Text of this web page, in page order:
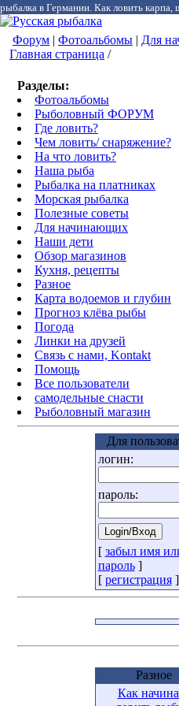
рыбалка в Германии. Как ловить
Форум | Фотоальбомы | Для
Главная страница /
Разделы:
Фотоальбомы
Рыболовный ФОРУМ
Где ловить?
Чем ловить/ снаряжение?
На что ловить?
Наша рыба
Рыбалка на платниках
Морская рыбалка
Полезные советы
Для начинающих
Наши дети
Обзор магазинов
Кухня, рецепты
Разное
Карта водоемов и глубин
Прогноз клёва рыбы
Погода
Линки на друзей
Связь с нами, Kontakt
Помощь
Все пользователи
самодельные снасти
Рыболовный магазин
Для
логин:
пароль:
[ забыл имя
пароль]
[ регистрация]
Разное
Как